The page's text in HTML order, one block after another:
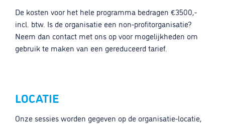
De kosten voor het hele programma bedragen €3500,-
incl. btw. Is de organisatie een non-profitorganisatie?
Neem dan contact met ons op voor mogelijkheden om
gebruik te maken van een gereduceerd tarief.
LOCATIE
Onze sessies worden gegeven op de organisatie-locatie,